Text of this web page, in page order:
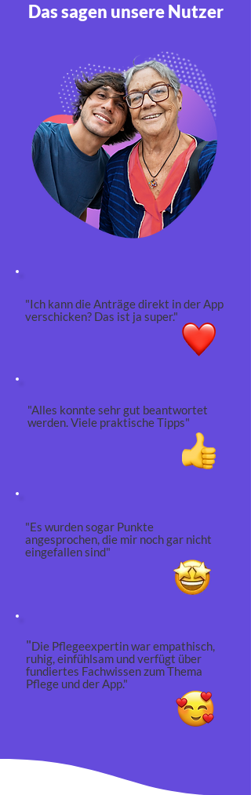
Das sagen unsere Nutzer
"Ich kann die Anträge direkt in der App
verschicken? Das ist ja super."
"Alles konnte sehr gut beantwortet
werden.Viele praktische Tipps"
"Es wurden sogar Punkte
angesprochen, die mir noch gar nicht
eingefallen sind"
"Die Pflegeexpertin war empathisch,
ruhig, einfühlsam und verfügt über
fundiertes Fachwissen zum Thema
Pflege und der App."